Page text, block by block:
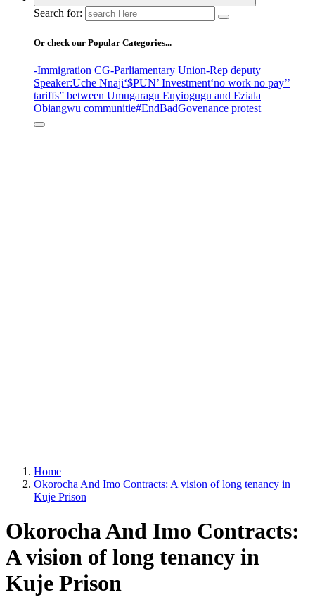
Search for:
Or check our Popular Categories...
-Immigration CG-Parliamentary Union-Rep deputy
Speaker:Uche Nnaji‘$PUN’ Investment‘no work no pay’’
tariffs” between Umugaragu Enyiogugu and Eziala
Obiangwu communitie#EndBadGovenance protest
Home
Okorocha And Imo Contracts: A vision of long tenancy in
Kuje Prison
Okorocha And Imo Contracts:
A vision of long tenancy in
Kuje Prison